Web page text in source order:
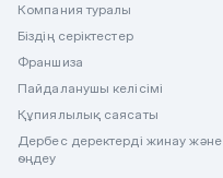
Компания туралы
Біздің серіктестер
Франшиза
Пайдаланушы келісімі
Құпиялылық саясаты
Дербес деректерді жинау және
өңдеу